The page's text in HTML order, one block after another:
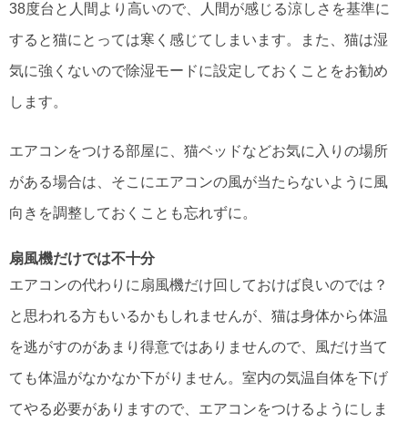
38度台と人間より高いので、人間が感じる涼しさを基準に
すると猫にとっては寒く感じてしまいます。また、猫は湿
気に強くないので除湿モードに設定しておくことをお勧め
します。
エアコンをつける部屋に、猫ベッドなどお気に入りの場所
がある場合は、そこにエアコンの風が当たらないように風
向きを調整しておくことも忘れずに。
扇風機だけでは不十分
エアコンの代わりに扇風機だけ回しておけば良いのでは？
と思われる方もいるかもしれませんが、猫は身体から体温
を逃がすのがあまり得意ではありませんので、風だけ当て
ても体温がなかなか下がりません。室内の気温自体を下げ
てやる必要がありますので、エアコンをつけるようにしま